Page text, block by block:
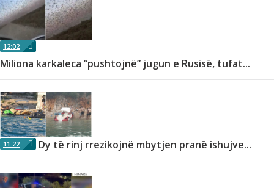
12:02
Miliona karkaleca “pushtojnë” jugun e Rusisë, tufat...
11:22 Dy të rinj rrezikojnë mbytjen pranë ishujve...